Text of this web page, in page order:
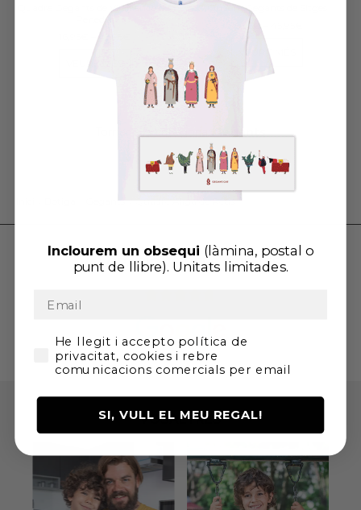
Quadre Gegants de Vilafranca del
Penedès
45,95
VEURE MÉS
Quadre Gegants de Sitges
16,95
€
VEURE MÉS
Gegants» Quadre Àliga de Reus
VALORACIONS DELS CLIENTS
VOSALTRES
Inclourem un obsequi (làmina, postal o
punt de llibre). Unitats limitades.
He llegit i accepto la Política de Privadesa i
He llegit i accepto política de
privacitat, cookies i rebre
comunicacions comercials per email
SI, VULL EL MEU REGAL!